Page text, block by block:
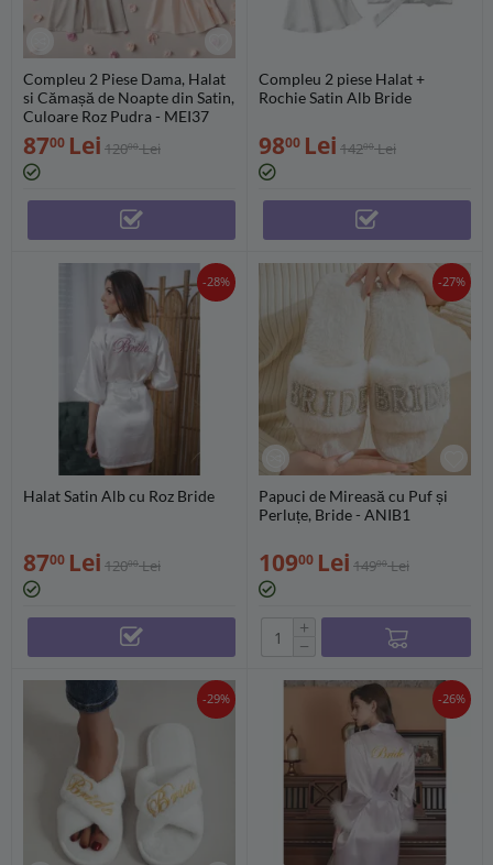
Compleu 2 Piese Dama, Halat
si Cămașă de Noapte din Satin,
Culoare Roz Pudra - MEI37
8700 Lei 12000 Lei
Compleu 2 piese Halat +
Rochie Satin Alb Bride
9800 Lei 14200 Lei
-28%
Halat Satin Alb cu Roz Bride
8700 Lei 12000 Lei
-27%
Papuci de Mireasă cu Puf și
Perluțe, Bride - ANIB1
10900 Lei 14900 Lei
+
−
-29% -26%